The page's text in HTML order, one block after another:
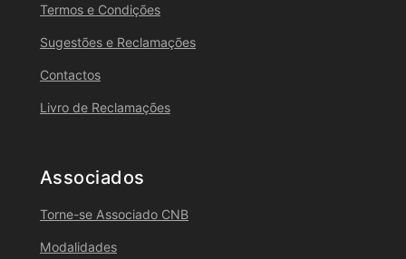
Termos e Condições
Sugestões e Reclamações
Contactos
Livro de Reclamações
Associados
Torne-se Associado CNB
Modalidades